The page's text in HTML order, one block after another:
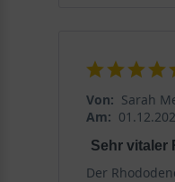
Der
auch eine
und die
schwächeren
Von: Sarah
Am:
Sehr vitaler
Der